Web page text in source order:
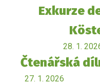
Exkurze
28. 1.
Čtenářská
27. 1. 2026